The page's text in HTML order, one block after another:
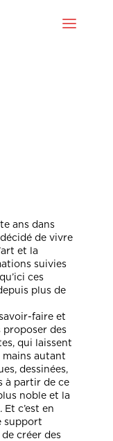
ans dans
de vivre
et la
suivies
ces
plus de
faire et
des
qui laissent
autant
dessinées,
à partir de ce
noble et la
c’est en
support
créer des